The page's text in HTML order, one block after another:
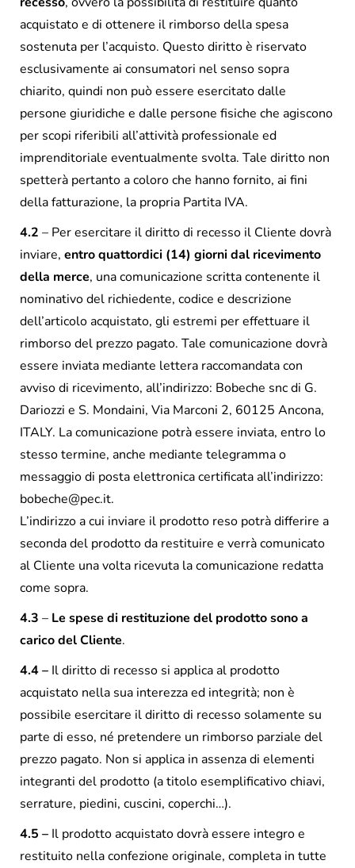
acquistato e di ottenere il rimborso della spesa
sostenuta per l’acquisto. Questo diritto è riservato
esclusivamente ai consumatori nel senso sopra
chiarito, quindi non può essere esercitato dalle
persone giuridiche e dalle persone fisiche che agiscono
per scopi riferibili all’attività professionale ed
imprenditoriale eventualmente svolta. Tale diritto non
spetterà pertanto a coloro che hanno fornito, ai fini
della fatturazione, la propria Partita IVA.
4.2 – Per esercitare il diritto di recesso il Cliente dovrà
inviare, entro quattordici (14) giornidal ricevimento
della merce, una comunicazione scritta contenente il
nominativo del richiedente, codice e descrizione
dell’articolo acquistato, gli estremi per effettuare il
rimborso del prezzo pagato. Tale comunicazione dovrà
essere inviata mediante lettera raccomandata con
avviso di ricevimento, all’indirizzo: Bobeche snc di G.
Dariozzi e S. Mondaini, Via Marconi 2, 60125 Ancona,
ITALY. La comunicazione potrà essere inviata, entro lo
stesso termine, anche mediante telegramma o
messaggio di posta elettronica certificata all’indirizzo:
bobeche@pec.it.
L’indirizzo a cui inviare il prodotto reso potrà differire a
seconda del prodotto da restituire e verrà comunicato
al Cliente una volta ricevuta la comunicazione redatta
come sopra.
4.3 – Le spese di restituzione del prodotto sono a
carico del Cliente.
4.4 – Il diritto di recesso si applica al prodotto
acquistato nella sua interezza ed integrità; non è
possibile esercitare il diritto di recesso solamente su
parte di esso, né pretendere un rimborso parziale del
prezzo pagato. Non si applica in assenza di elementi
integranti del prodotto (a titolo esemplificativo chiavi,
serrature, piedini, cuscini, coperchi…).
4.5 – Il prodotto acquistato dovrà essere integro e
restituito nella confezione originale, completa in tutte